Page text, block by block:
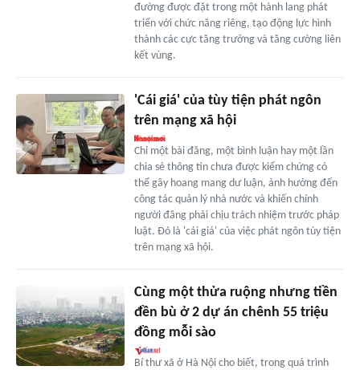
đường được đặt trong một hành lang phát
triển với chức năng riêng, tạo động lực hình
thành các cực tăng trưởng và tăng cường liên
kết vùng.
'Cái giá' của tùy tiện phát ngôn
trên mạng xã hội
Chỉ một bài đăng, một bình luận hay một lần
chia sẻ thông tin chưa được kiểm chứng có
thể gây hoang mang dư luận, ảnh hưởng đến
công tác quản lý nhà nước và khiến chính
người đăng phải chịu trách nhiệm trước pháp
luật. Đó là 'cái giá' của việc phát ngôn tùy tiện
trên mạng xã hội.
Cùng một thửa ruộng nhưng tiền
đền bù ở 2 dự án chênh 55 triệu
đồng mỗi sào
Bí thư xã ở Hà Nội cho biết, trong quá trình